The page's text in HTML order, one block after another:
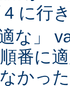
に行
な」
番に
かっ